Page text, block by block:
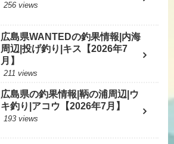
256 views
広島県WANTEDの釣果情報|内海
周辺|投げ釣り|キス【2026年7
月】
211 views
広島県の釣果情報|鞆の浦周辺|ウ
キ釣り|アコウ【2026年7月】
193 views